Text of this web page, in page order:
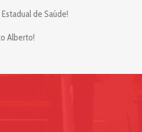
de Saúde!
Alberto!